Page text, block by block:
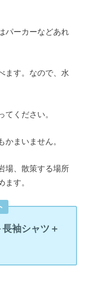
パーカーなどあれ
ます。なので、水
てください。
かまいません。
場、散策する場所
ます。
袖シャツ＋